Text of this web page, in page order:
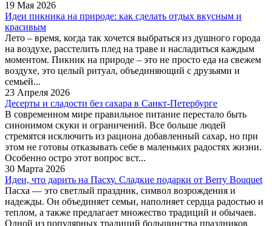
19 Мая 2026
Идеи пикника на природе: как сделать отдых вкусным и
красивым
Лето – время, когда так хочется выбраться из душного города
на воздухе, расстелить плед на траве и насладиться каждым
моментом. Пикник на природе – это не просто еда на свежем
воздухе, это целый ритуал, объединяющий с друзьями и
семьей...
23 Апреля 2026
Десерты и сладости без сахара в Санкт-Петербурге
В современном мире правильное питание перестало быть
синонимом скуки и ограничений. Все больше людей
стремятся исключить из рациона добавленный сахар, но при
этом не готовы отказывать себе в маленьких радостях жизни.
Особенно остро этот вопрос вст...
30 Марта 2026
Идеи, что дарить на Пасху. Сладкие подарки от Berry Bouquet
Пасха — это светлый праздник, символ возрождения и
надежды. Он объединяет семьи, наполняет сердца радостью и
теплом, а также предлагает множество традиций и обычаев.
Одной из популярных традиций большинства праздников